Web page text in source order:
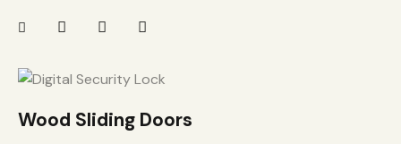
Wood Sliding Doors